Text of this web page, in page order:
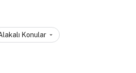
Konular